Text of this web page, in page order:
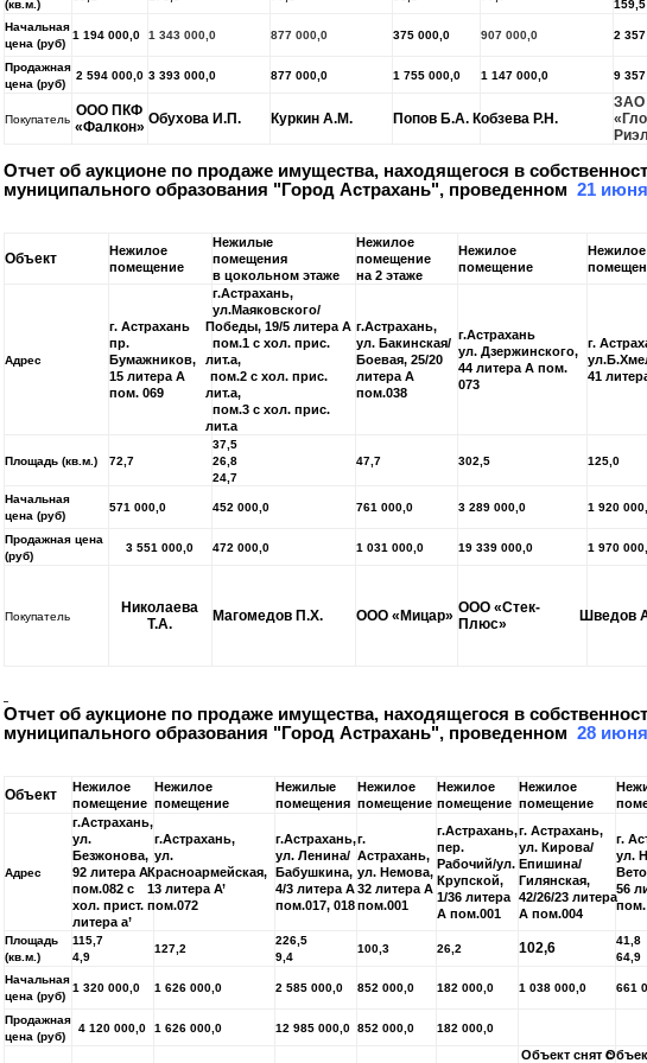
(кв.м.)
159,5
Начальная
цена (руб)
1 194 000,0 1 343 000,0 877 000,0 375 000,0 907 000,0 2
Продажная
цена (руб)
2 594 000,0 3 393 000,0 877 000,0 1 755 000,0 1 147 000,0 9
Покупатель
ООО ПКФ
«Фалкон» Обухова И.П. Куркин А.М. Попов Б.А. Кобзева Р.Н.
ЗАО
Отчет об аукционе по продаже имущества, находящегося в
муниципального образования "Город Астрахань", проведенном 21 июня
Объект
Нежилое
помещение
Нежилые
помещения
в цокольном этаже
Нежилое
помещение
на 2 этаже
Нежилое
помещение
Нежилое
Адрес
г. Астрахань
пр.
Бумажников,
15 литера А
пом. 069
г.Астрахань,
ул.Маяковского/
Победы, 19/5 литера А
пом.1 с хол. прис.
лит.а,
пом.2 с хол. прис.
лит.а,
пом.3 с хол. прис.
лит.а
г.Астрахань,
ул. Бакинская/
Боевая, 25/20
литера А
пом.038
г.Астрахань
ул. Дзержинского,
44 литера А пом.
073
г.
41
Площадь (кв.м.) 72,7
37,5
26,8
24,7
47,7 302,5 125,0
Начальная
цена (руб)
571 000,0 452 000,0 761 000,0 3 289 000,0 1 920
Продажная цена
(руб)
3 551 000,0 472 000,0 1 031 000,0 19 339 000,0 1 970
Покупатель
Николаева
Т.А.
Магомедов П.Х. ООО «Мицар» ООО «Стек-
Плюс»
Шведов
Отчет об аукционе по продаже имущества, находящегося в
муниципального образования "Город Астрахань", проведенном 28 июня
Объект
Нежилое
помещение
Нежилое
помещение
Нежилые
помещения
Нежилое
помещение
Нежилое
помещение
Нежилое
помещение
Адрес
г.Астрахань,
ул.
Безжонова,
92 литера А
пом.082 с
хол. прист.
литера а’
г.Астрахань,
ул.
Красноармейская,
13 литера А’
пом.072
г.Астрахань,
ул. Ленина/
Бабушкина,
4/3 литера А
пом.017, 018
г.
Астрахань,
ул. Немова,
32 литера А
пом.001
г.Астрахань,
пер.
Рабочий/ул.
Крупской,
1/36 литера
А пом.001
г. Астрахань,
ул. Кирова/
Епишина/
Гилянская,
42/26/23 литера
А пом.004
г.
ул.
56
пом.
Площадь
(кв.м.)
115,7
4,9
127,2
226,5
9,4
100,3 26,2 102,6
41,8
64,9
Начальная
цена (руб)
1 320 000,0 1 626 000,0 2 585 000,0 852 000,0 182 000,0 1 038 000,0 661
Продажная
цена (руб)
4 120 000,0 1 626 000,0 12 985 000,0 852 000,0 182 000,0
Объект снят с